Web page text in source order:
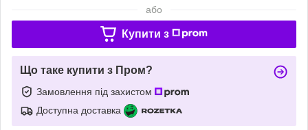
або
Купити з
Що таке купити з Пром?
Замовлення під захистом
Доступна доставка